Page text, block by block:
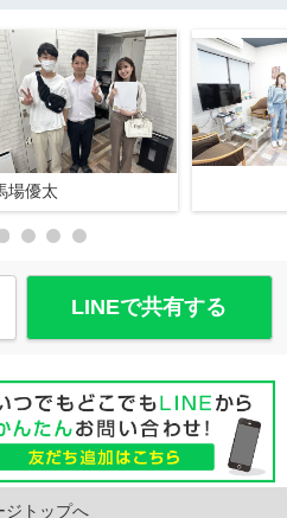
場優太
LINEで共有する
ジトップへ